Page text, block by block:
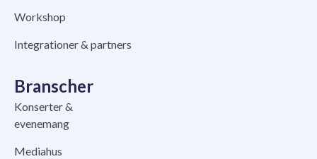
Workshop
Integrationer & partners
Branscher
Konserter &
evenemang
Mediahus